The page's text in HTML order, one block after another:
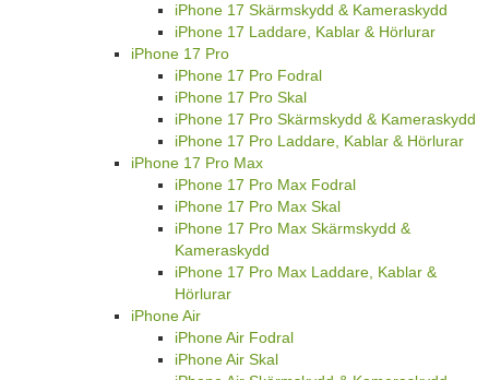
iPhone 17 Skärmskydd & Kameraskydd
iPhone 17 Laddare, Kablar & Hörlurar
iPhone 17 Pro
iPhone 17 Pro Fodral
iPhone 17 Pro Skal
iPhone 17 Pro Skärmskydd & Kameraskydd
iPhone 17 Pro Laddare, Kablar & Hörlurar
iPhone 17 Pro Max
iPhone 17 Pro Max Fodral
iPhone 17 Pro Max Skal
iPhone 17 Pro Max Skärmskydd &
Kameraskydd
iPhone 17 Pro Max Laddare, Kablar &
Hörlurar
iPhone Air
iPhone Air Fodral
iPhone Air Skal